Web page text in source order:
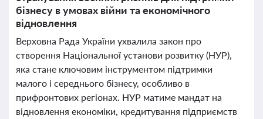
бізнесу в умовах війни та економічного
відновлення
Верховна Рада України ухвалила закон про
створення Національної установи розвитку (НУР),
яка стане ключовим інструментом підтримки
малого і середнього бізнесу, особливо в
прифронтових регіонах. НУР матиме мандат на
відновлення економіки, кредитування підприємств